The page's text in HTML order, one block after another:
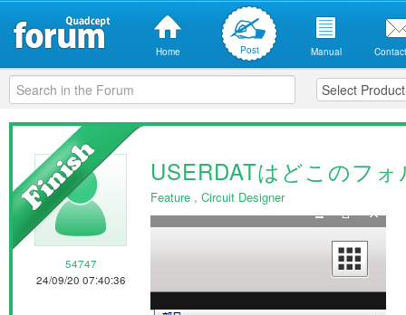
Home Post Manual
54747
24/09/20 07:40:36
USERDATはどこのフ
Feature , Circuit Designer